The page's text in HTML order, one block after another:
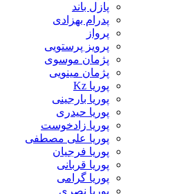
پازل باند
پدرام بهزادی
پرویز پرستویی
پژمان موسوی
پژمان مینویی
پوریا بارجینی
پوریا حیدری
پوریا زادخوست
پوریا علی مصطفی
پوریا فرجیان
پوریا قربانی
پوریا گرامی
پوریا نصری